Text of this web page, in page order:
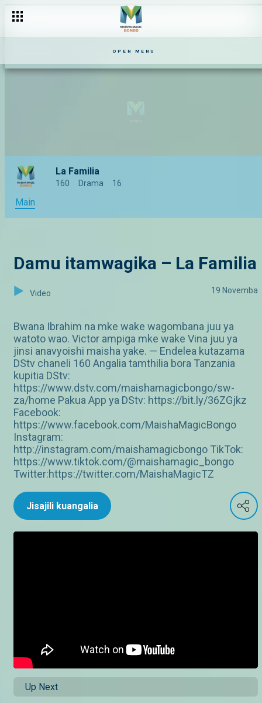
OPEN MENU
La Familia
160 Drama 16
Main
Damu itamwagika – La Familia
Video 19 Novemba
Bwana Ibrahim na mke wake wagombana juu ya
watoto wao. Victor ampiga mke wake Vina juu ya
jinsi anavyoishi maisha yake. — Endelea kutazama
DStv chaneli 160 Angalia tamthilia bora Tanzania
kupitia DStv:
https://www.dstv.com/maishamagicbongo/sw-
za/home Pakua App ya DStv: https://bit.ly/36ZGjkz
Facebook:
https://www.facebook.com/MaishaMagicBongo
Instagram:
http://instagram.com/maishamagicbongo TikTok:
https://www.tiktok.com/@maishamagic_bongo
Twitter:https://twitter.com/MaishaMagicTZ
Jisajili kuangalia
Up Next